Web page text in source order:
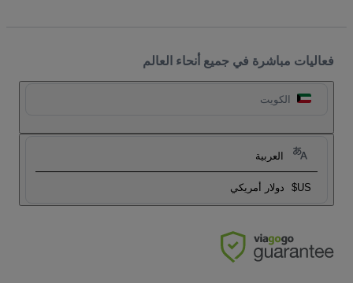
فعاليات مباشرة في جميع أنحاء العالم
الكويت
العربية
US$ دولار أمريكي